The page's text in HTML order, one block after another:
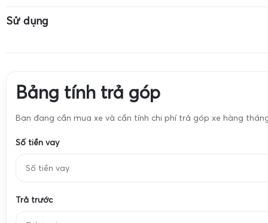
Cân vàng
Sử dụng
Bảng tính trả góp
Bạn đang cần mua xe và cần tính chi phí trả góp xe hàng
Số tiền vay
Trả trước